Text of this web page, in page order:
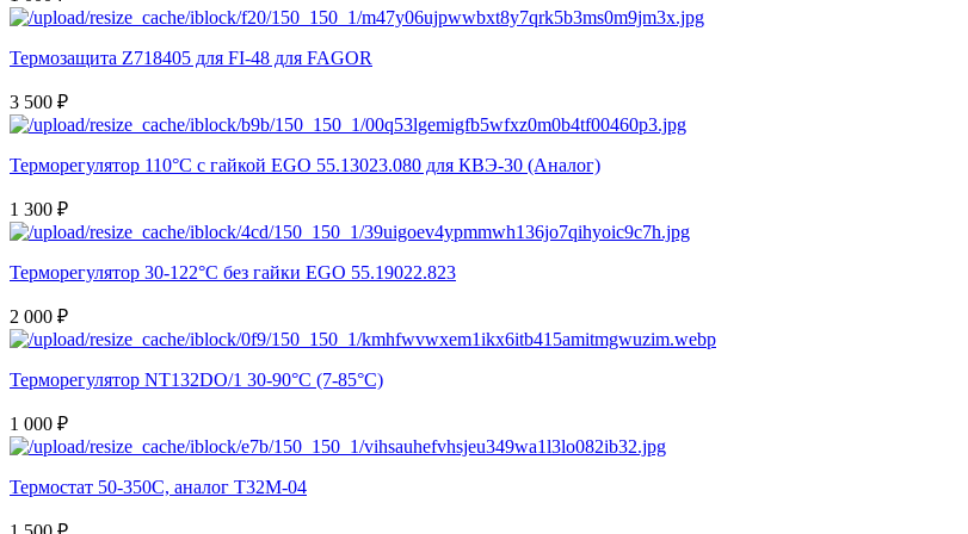
Термозащита Z718405 для FI-48 для FAGOR
3 500 ₽
Терморегулятор 110°C с гайкой EGO 55.13023.080 для КВЭ-30 (Аналог)
1 300 ₽
Терморегулятор 30-122°C без гайки EGO 55.19022.823
2 000 ₽
Терморегулятор NT132DO/1 30-90°C (7-85°C)
1 000 ₽
Термостат 50-350С, аналог Т32М-04